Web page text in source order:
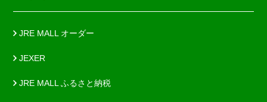
JRE MALL オーダー
JEXER
JRE MALL ふるさと納税